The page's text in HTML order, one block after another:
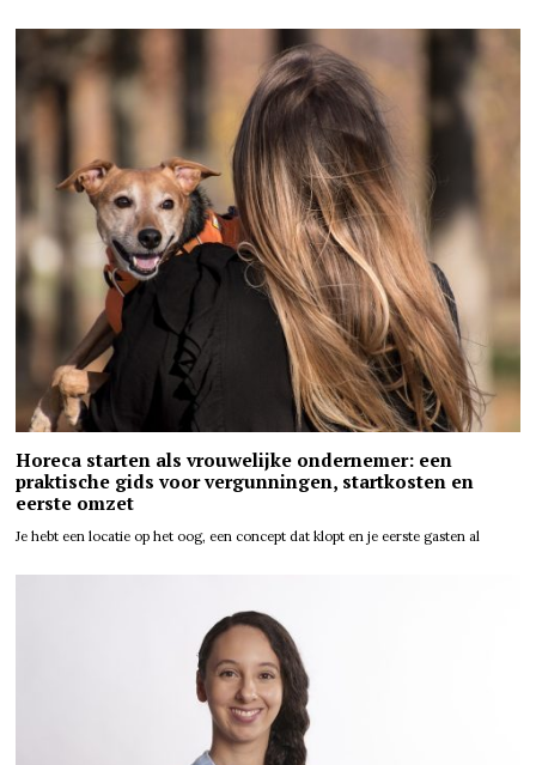
Horeca starten als vrouwelijke ondernemer: een
praktische gids voor vergunningen, startkosten en
eerste omzet
Je hebt een locatie op het oog, een concept dat klopt en je eerste gasten al